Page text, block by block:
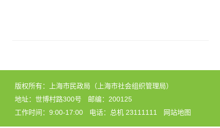
版权所有：上海市民政局（上海市社会组织管理局）
地址：世博村路300号
邮编：200125
工作时间：9:00-17:00
电话：总机 23111111 网站地图